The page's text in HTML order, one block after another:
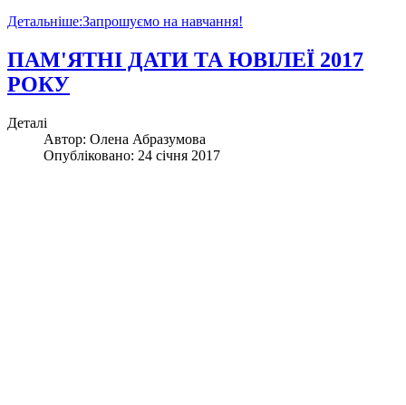
Детальніше:Запрошуємо на навчання!
ПАМ'ЯТНІ ДАТИ ТА ЮВІЛЕЇ 2017
РОКУ
Деталі
Автор: Олена Абразумова
Опубліковано: 24 січня 2017